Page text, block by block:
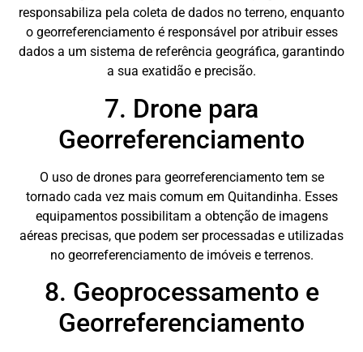
responsabiliza pela coleta de dados no terreno, enquanto
o georreferenciamento é responsável por atribuir esses
dados a um sistema de referência geográfica, garantindo
a sua exatidão e precisão.
7. Drone para
Georreferenciamento
O uso de drones para georreferenciamento tem se
tornado cada vez mais comum em Quitandinha. Esses
equipamentos possibilitam a obtenção de imagens
aéreas precisas, que podem ser processadas e utilizadas
no georreferenciamento de imóveis e terrenos.
8. Geoprocessamento e
Georreferenciamento